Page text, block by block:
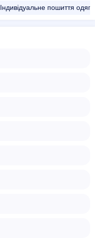
Індивідуальне пошиття одягу